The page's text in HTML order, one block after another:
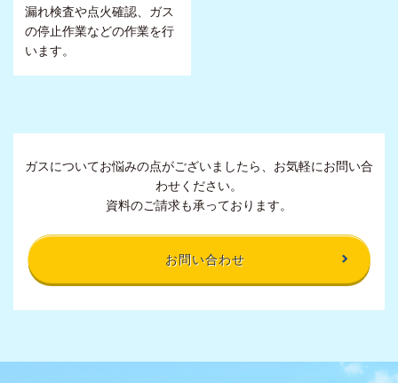
漏れ検査や点火確認、ガス
の停止作業などの作業を行
います。
ガスについてお悩みの点がございましたら、お気軽にお問い合
わせください。
資料のご請求も承っております。
お問い合わせ